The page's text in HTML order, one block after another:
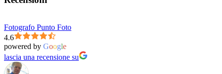
Fotografo Punto Foto
4.6
powered by Google
lascia una recensione su